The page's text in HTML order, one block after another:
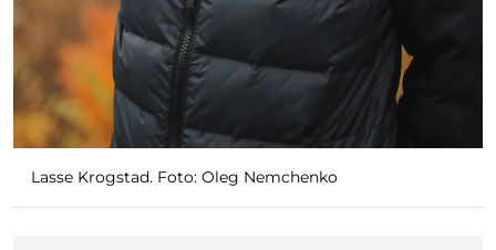
Lasse Krogstad. Foto: Oleg Nemchenko